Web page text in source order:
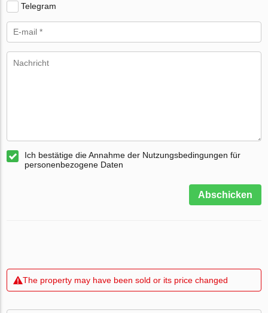
Telegram
Ich bestätige die Annahme der Nutzungsbedingungen für
personenbezogene Daten
Abschicken
The property may have been sold or its price changed